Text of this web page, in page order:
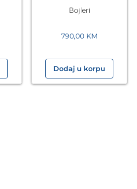
E 24/8 24kW
Bojleri
790,00 KM
Dodaj u korpu